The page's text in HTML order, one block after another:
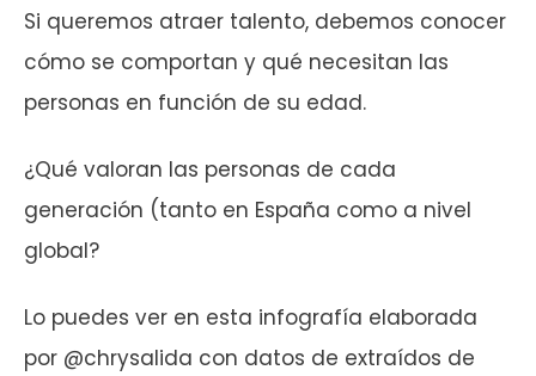
Si queremos atraer talento, debemos conocer
cómo se comportan y qué necesitan las
personas en función de su edad.
¿Qué valoran las personas de cada
generación (tanto en España como a nivel
global?
Lo puedes ver en esta infografía elaborada
por @chrysalida con datos de extraídos de